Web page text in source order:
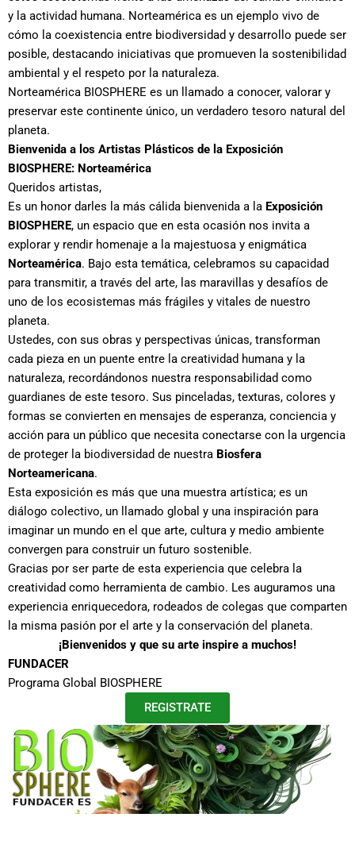
y la actividad humana. Norteamérica es un ejemplo vivo de
cómo la coexistencia entre biodiversidad y desarrollo puede ser
posible, destacando iniciativas que promueven la sostenibilidad
ambiental y el respeto por la naturaleza.
Norteamérica BIOSPHERE es un llamado a conocer, valorar y
preservar este continente único, un verdadero tesoro natural del
planeta.
Bienvenida a los Artistas Plásticos de la Exposición
BIOSPHERE: Norteamérica
Queridos artistas,
Es un honor darles la más cálida bienvenida a la Exposición
BIOSPHERE, un espacio que en esta ocasión nos invita a
explorar y rendir homenaje a la majestuosa y enigmática
Norteamérica. Bajo esta temática, celebramos su capacidad
para transmitir, a través del arte, las maravillas y desafíos de
uno de los ecosistemas más frágiles y vitales de nuestro
planeta.
Ustedes, con sus obras y perspectivas únicas, transforman
cada pieza en un puente entre la creatividad humana y la
naturaleza, recordándonos nuestra responsabilidad como
guardianes de este tesoro. Sus pinceladas, texturas, colores y
formas se convierten en mensajes de esperanza, conciencia y
acción para un público que necesita conectarse con la urgencia
de proteger la biodiversidad de nuestra Biosfera
Norteamericana.
Esta exposición es más que una muestra artística; es un
diálogo colectivo, un llamado global y una inspiración para
imaginar un mundo en el que arte, cultura y medio ambiente
convergen para construir un futuro sostenible.
Gracias por ser parte de esta experiencia que celebra la
creatividad como herramienta de cambio. Les auguramos una
experiencia enriquecedora, rodeados de colegas que comparten
la misma pasión por el arte y la conservación del planeta.
¡Bienvenidos y que su arte inspire a muchos!
FUNDACER
Programa Global BIOSPHERE
REGISTRATE